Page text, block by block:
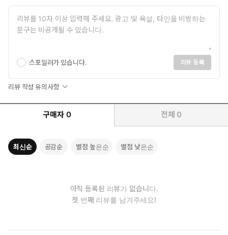
이 있는 분석
새폴스키는 ‘자유의지는 없다’라는 파격적 주장을 펼치기 위해 거
북이 일화로 첫 장을 연다. 세상이 거대한 거북이 등 위에 있다고
믿는 노부인에게 한 학자가 묻는다. “그 거북이는 어디에 있나
요?” “다른 거북이의 등 위에 있어요.” “하지만 부인, 그 거북이는
이가 맨 아래까지 겹겹이 포개져 있다는 거잖아요!” 이 일화는 무
엇을 뜻할까? 우리는 어떤 행동이나 선택의 원인을 찾을 때 바로
직전의 ‘의도’에서 멈추지만(바로 아래의 거북이), 새폴스키의 관
점에서는 특정 의도 아래에는 반드시 그 의도를 만드는 이전의
원인이 있고, 그 원인이 되는 또다른 의도는 세상을 받친 거북이
우리가 특정 행동을 의식적으로 선택했다고 믿은 시점 이전에, 이
미 인간 뇌의 보조운동영역은 활성화되어 움직임을 지시하는 신경
스포일러가 있습니다. 리뷰 등록
리뷰 작성 유의사항
구매자 0 전체 0
최신순 공감순 별점 높은순 별점 낮은순
아직 등록된 리뷰가 없습니다.
첫 번째 리뷰를 남겨주세요!